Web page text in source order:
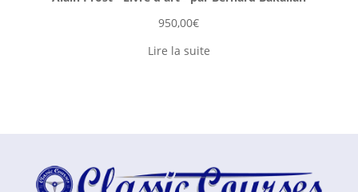
950,00€
Lire la suite